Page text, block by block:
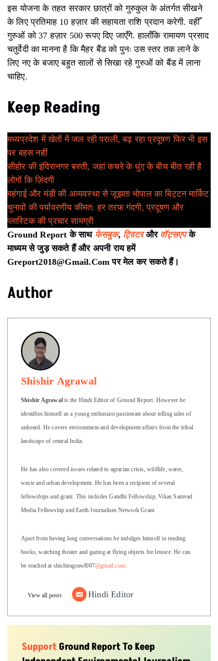
इस योजना के तहत सरकार छात्रों को गुरुकुल के अंतर्गत सीखने
के लिए प्रतिमाह 10 हज़ार की सहायता राशि प्रदान करेगी. वहीँ
गुरुओं को 37 हज़ार 500 रूपए दिए जाएँगे. हालाँकि रामायण प्रसाद
चतुर्वेदी का मानना है कि मैहर बैंड को पुनः उस स्तर तक लाने के
लिए नए के बजाए बहुत सालों से सिखा रहे गुरुओं को बैंड में लाना
चाहिए.
Keep Reading
मध्यप्रदेश में खेतों में जल रही पराली, बढ़ रहा प्रदूषण फिर भी इस
पर बहस नहीं
सीहोर की इंदिरानगर बस्ती, जहां कचरे के धुंए के बीच बीत रही है
लोगों कि ज़िंदगी
महंगाई और मंडी की अव्यवस्था से जूझता भोपाल का बिट्टन मार्किट
चुनावों की पर्यावरणीय कीमत: हर तरफ गंदगी, प्रदूषण और
प्लास्टिक की प्रचार सामग्री
Ground Report के साथ फेसबुक, ट्विटरऔर वॉट्सएपके
माध्यम से जुड़ सकते हैं और अपनी राय हमें
Greport2018@Gmail.Com पर मेल कर सकते हैं।
Author
Shishir Agrawal
Shishir Agrawalis the Hindi Editor of Ground Report. However he
identifies himself as a young enthusiast passionate about telling tales of
unheard. He covers environment and development affairs from the tribal
landscape of central India.
He has also covered issues related to agrarian crisis, wildlife, water,
waste and urban development. He has been a recipient of several
fellowships and grant. This includes Gandhi Fellowship, Vikas Samvad
Media Fellowship and Earth Journalism Network Grant.
Apart from having long conversations he indulges himself in reading
books, watching theater and gazing at flying objects for leisure. He can
be reached at shishiragrawl007@gmail.com
View all posts Hindi Editor
SupportGround Report To Keep